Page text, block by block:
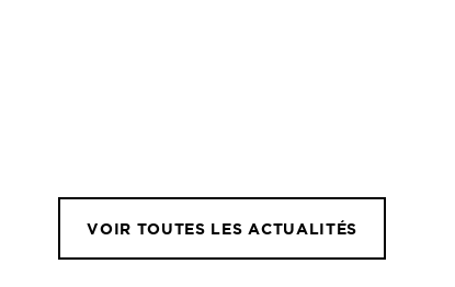
VOIR TOUTES LES ACTUALITÉS